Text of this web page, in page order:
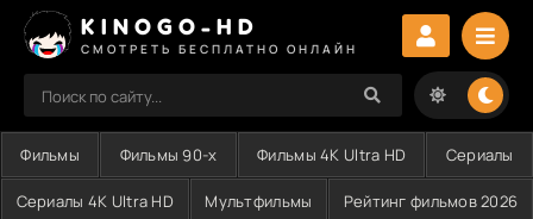
KINOGO-HD
СМОТРЕТЬ БЕСПЛАТНО ОНЛАЙН
Фильмы Фильмы 90-х Фильмы 4K Ultra HD Сериалы
Сериалы 4K Ultra HD Мультфильмы Рейтинг фильмов 2026